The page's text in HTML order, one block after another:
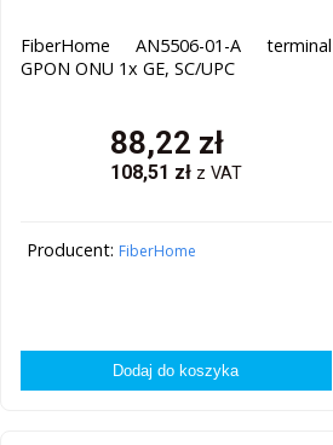
FiberHome AN5506-01-A terminal
GPON ONU 1x GE, SC/UPC
88,22 zł
108,51 zł z VAT
Producent: FiberHome